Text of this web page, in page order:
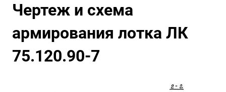
Чертеж и схема
армирования лотка ЛК
75.120.90-7